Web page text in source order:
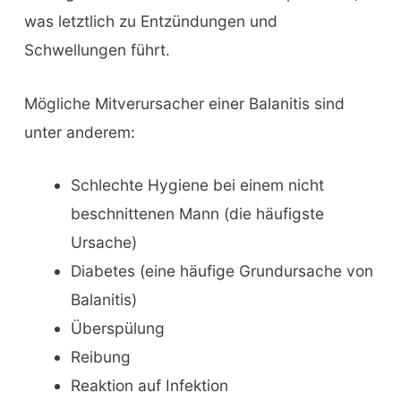
was letztlich zu Entzündungen und
Schwellungen führt.
Mögliche Mitverursacher einer Balanitis sind
unter anderem:
Schlechte Hygiene bei einem nicht
beschnittenen Mann (die häufigste
Ursache)
Diabetes (eine häufige Grundursache von
Balanitis)
Überspülung
Reibung
Reaktion auf Infektion